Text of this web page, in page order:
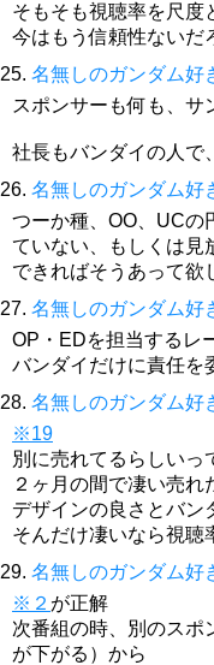
そもそも視聴率を尺度
今はもう信頼性ないだ
25. 名無しのガンダム好
スポンサーも何も、サ
社長もバンダイの人で
26. 名無しのガンダム好
つーか種、OO、UCの
ていない、もしくは見
できればそうあって欲
27. 名無しのガンダム好
OP・EDを担当するレ
バンダイだけに責任を
28. 名無しのガンダム好
※19
別に売れてるらしいっ
２ヶ月の間で凄い売
デザインの良さとバン
そんだけ凄いなら視聴
29. 名無しのガンダム好
※２ が正解
次番組の時、別のスポ
が下がる）から